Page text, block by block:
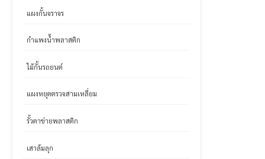
แผงกั้นจราจร
กำแพงน้ำพลาสติก
ไม้กั้นรถยนต์
แผงหยุดตรวจสามเหลี่ยม
รั้วตาข่ายพลาสติก
เสาล้มลุก